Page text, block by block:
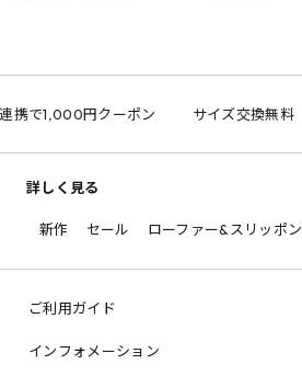
で1,000円クーポン サイズ交換無料
詳しく見る
新作 セール ローファー&スリッポン
ご利用ガイド
インフォメーション